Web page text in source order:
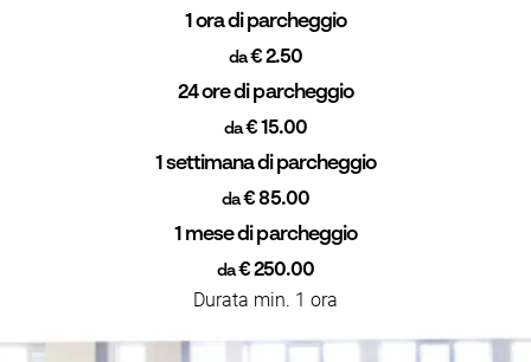
1 ora di parcheggio
da€ 2.50
24 ore di parcheggio
da€ 15.00
1 settimana di parcheggio
da€ 85.00
1 mese di parcheggio
da€ 250.00
Durata min. 1 ora